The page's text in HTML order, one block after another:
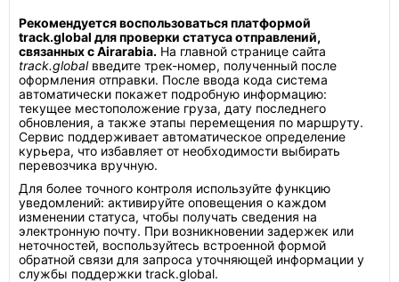
Рекомендуется воспользоваться платформой
track.global для проверки статуса отправлений,
связанных с Airarabia. На главной странице сайта
track.globalвведите трек-номер, полученный после
оформления отправки. После ввода кода система
автоматически покажет подробную информацию:
текущее местоположение груза, дату последнего
обновления, а также этапы перемещения по маршруту.
Сервис поддерживает автоматическое определение
курьера, что избавляет от необходимости выбирать
перевозчика вручную.
Для более точного контроля используйте функцию
уведомлений: активируйте оповещения о каждом
изменении статуса, чтобы получать сведения на
электронную почту. При возникновении задержек или
неточностей, воспользуйтесь встроенной формой
обратной связи для запроса уточняющей информации у
службы поддержки track.global.